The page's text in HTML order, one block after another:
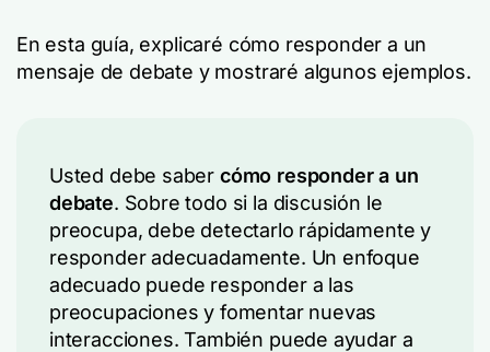
En esta guía, explicaré cómo responder a un
mensaje de debate y mostraré algunos ejemplos.
Usted debe saber cómo responder a un
debate. Sobre todo si la discusión le
preocupa, debe detectarlo rápidamente y
responder adecuadamente. Un enfoque
adecuado puede responder a las
preocupaciones y fomentar nuevas
interacciones. También puede ayudar a